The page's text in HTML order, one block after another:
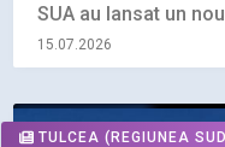
SUA au lansat un
15.07.2026
TULCEA (REGIUNEA